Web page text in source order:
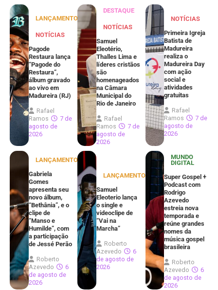
LANÇAMENTOS
NOTÍCIAS
Pagode
Restaura lança
“Pagode do
Restaura”,
álbum gravado
ao vivo em
Madureira (RJ)
Rafael
Ramos
7 de
agosto de
2026
DESTAQUE
NOTÍCIAS
Samuel
Eleotério,
Thalles Lima e
líderes cristãos
são
homenageados
na Câmara
Municipal do
Rio de Janeiro
Rafael
Ramos
7 de
agosto de
2026
NOTÍCIAS
Primeira Igreja
Batista de
Madureira
realiza o
Madureira Day
com ação
social e
atividades
gratuitas
Rafael
Ramos
7 de
agosto de
2026
LANÇAMENTOS
Gabriela
Gomes
apresenta seu
novo álbum,
“Bethânia”, e o
clipe de
“Manso e
Humilde”, com
a participação
de Jessé Perão
Roberto
Azevedo
6
de agosto de
2026
LANÇAMENTOS
Samuel
Eleoterio lança
o single e
videoclipe de
“Vai na
Marcha”
Roberto
Azevedo
6
de agosto de
2026
MUNDO
DIGITAL
Super Gospel +
Podcast com
Rodrigo
Azevedo
estreia nova
temporada e
reúne grandes
nomes da
música gospel
brasileira
Roberto
Azevedo
6
de agosto de
2026